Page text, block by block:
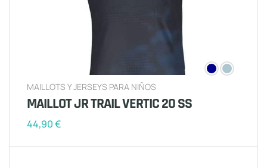
MAILLOTS Y JERSEYS PARA NIÑOS
MAILLOT JR TRAIL VERTIC 20 SS
44,90€